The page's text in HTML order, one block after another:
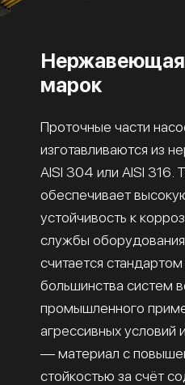
Нержавеющая
марок
Проточные части
изготавливаются из
AISI 304 или AISI 316.
обеспечивает
устойчивость к
службы
считается
большинства систем
промышленного
агрессивных условий
— материал с
стойкостью за счёт